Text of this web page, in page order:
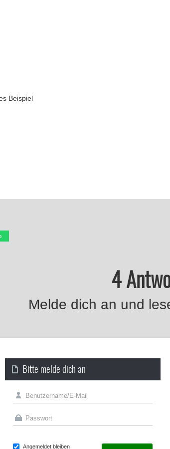
Beispiel
4
Melde dich an und
Bitte melde dich an
Angemeldet bleiben